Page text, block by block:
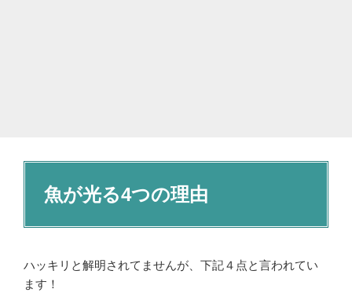
魚が光る4つの理由
ハッキリと解明されてませんが、下記４点と言われてい
ます！